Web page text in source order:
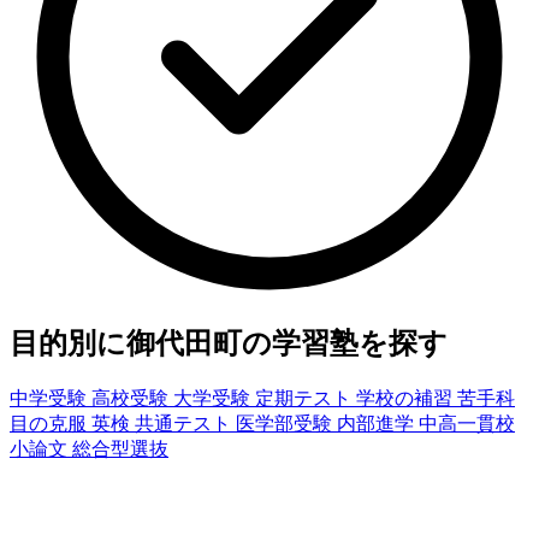
目的別に御代田町の学習塾を探す
中学受験 高校受験 大学受験 定期テスト 学校の補習 苦手科
目の克服 英検 共通テスト 医学部受験 内部進学 中高一貫校
小論文 総合型選抜